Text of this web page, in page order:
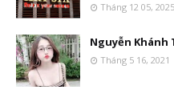
Tháng 12 05, 2025
Nguyễn Khánh
Tháng 5 16, 2021